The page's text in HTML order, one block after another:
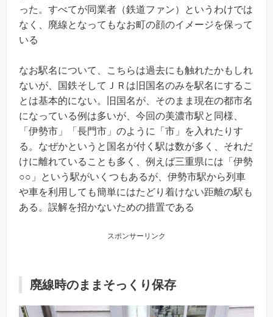
った。すべてが同業者（鉄道ファン）というわけでは
なく、廃線となってもなお町の顔のイメージを保って
いる
なお駅名について、こちらは過去にも触れたかもしれ
ないが、国鉄そしてＪＲは旧国名のみを駅名にするこ
とは基本的にない。旧国名が、そのまま現在の都市名
になっている例は多いが、今回の美濃市駅と同様、
「伊勢市」「長門市」のように「市」を入れたりす
る。なぜかというと国名が付く駅は数が多く、それだ
けに離れていることも多く、例えば三重県には「伊勢
○○」という駅がいくつもあるが、伊勢市駅から列車
や車を利用しても簡単にはたどり着けない距離の駅も
ある。誤解を招かないための措置である
スポンサーリンク
廃線時のままそっくり保存